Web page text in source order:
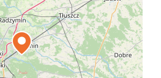
rezerwatu, w otoczeniu
się mały zbiornik wodny.
nadbrzeżne mszary
jasnozielonym kolorem z
Ze względu na urozmaicony